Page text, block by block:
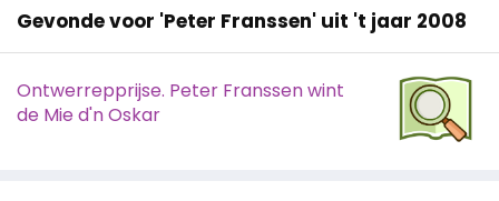
Gevonde voor 'Peter Franssen' uit 't jaar 2008
Ontwerrepprijse. Peter Franssen wint
de Mie d'n Oskar